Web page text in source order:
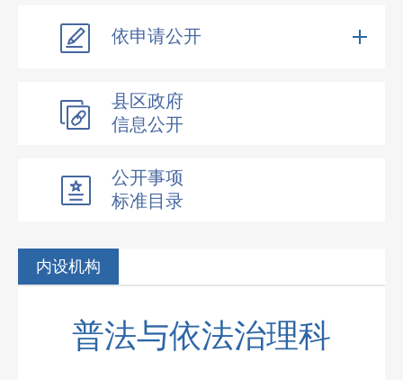
依申请公开
县区政府
信息公开
公开事项
标准目录
内设机构
普法与依法治理科